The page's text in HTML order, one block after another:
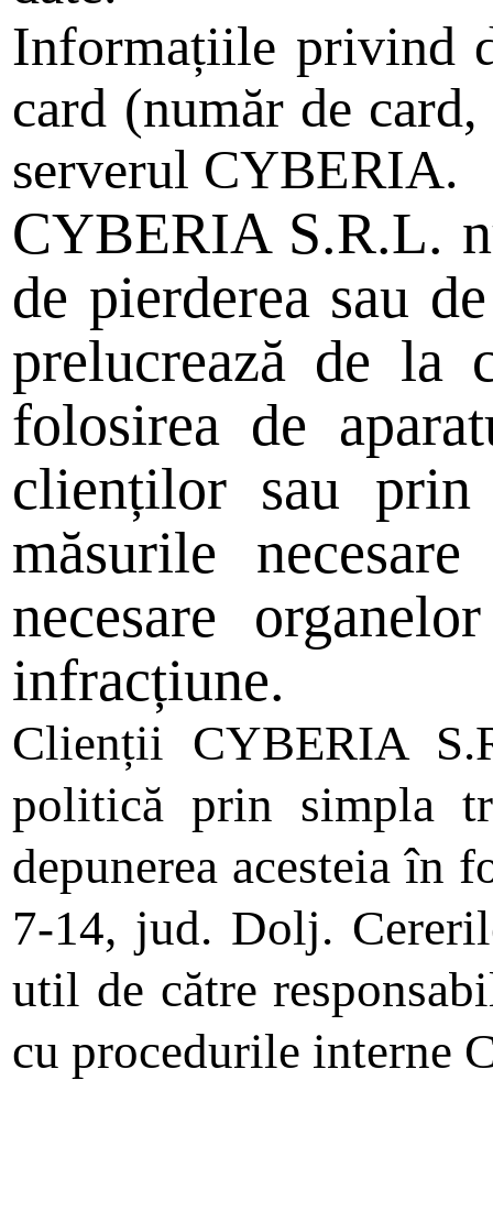
Informațiile privind
card (număr de
serverul CYBERIA.
CYBERIA S.R.L.
de pierderea sau
prelucrează de la
folosirea de
clienților sau prin
măsurile
necesare
infracțiune.
Clienții CYBERIA
politică prin simpla
depunerea acesteia în
7-14, jud. Dolj.
util de către
cu procedurile interne